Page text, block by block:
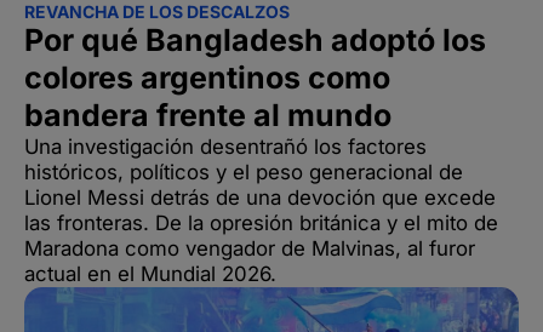
REVANCHA DE LOS DESCALZOS
Por qué Bangladesh adoptó los
colores argentinos como
bandera frente al mundo
Una investigación desentrañó los factores
históricos, políticos y el peso generacional de
Lionel Messi detrás de una devoción que excede
las fronteras. De la opresión británica y el mito de
Maradona como vengador de Malvinas, al furor
actual en el Mundial 2026.